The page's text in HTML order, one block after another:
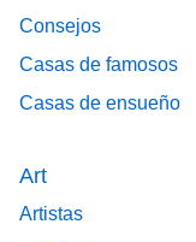
Consejos
Casas de famosos
Casas de ensueño
Art
Artistas